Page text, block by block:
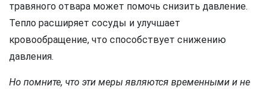
травяного отвара может помочь снизить давление.
Тепло расширяет сосуды и улучшает
кровообращение, что способствует снижению
давления.
Но помните, что эти меры являются временными и не